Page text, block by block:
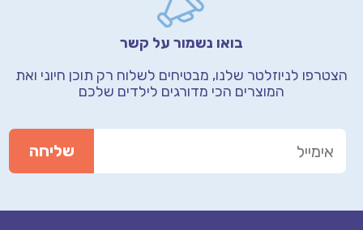
בואו נשמור על קשר
הצטרפו לניוזלטר שלנו, מבטיחים לשלוח רק תוכן חיוני ואת
המוצרים הכי מדורגים לילדים שלכם